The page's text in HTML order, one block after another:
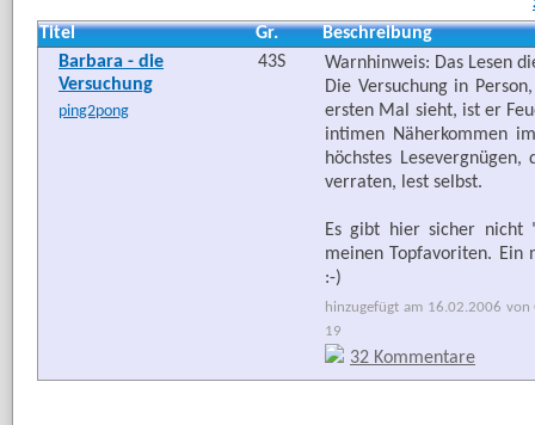
Titel Gr.
Beschreibung
Barbara - die
Versuchung
ping2pong
43S
Warnhinweis: Das Lesen
Die Versuchung in
ersten Mal sieht, ist er
intimen Näherkommen
höchstes
verraten, lest selbst.
Es gibt hier sicher nicht
meinen Topfavoriten. Ein
:-)
hinzugefügt am 16.02.2006
19
32 Kommentare